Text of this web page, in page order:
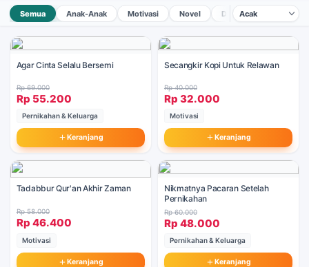
Semua Anak-Anak Motivasi Novel Dakwah & Pemikiran
Agar Cinta Selalu Bersemi
Rp 69.000
Rp 55.200
Pernikahan & Keluarga
Keranjang
Secangkir Kopi Untuk Relawan
Rp 40.000
Rp 32.000
Motivasi
Keranjang
Tadabbur Qur'an Akhir Zaman
Rp 58.000
Rp 46.400
Motivasi
Keranjang
Nikmatnya Pacaran Setelah
Pernikahan
Rp 60.000
Rp 48.000
Pernikahan & Keluarga
Keranjang